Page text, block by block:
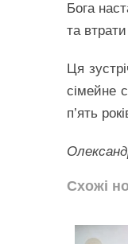
Бога
та
Ця
сімейне
п’ять
Схожі